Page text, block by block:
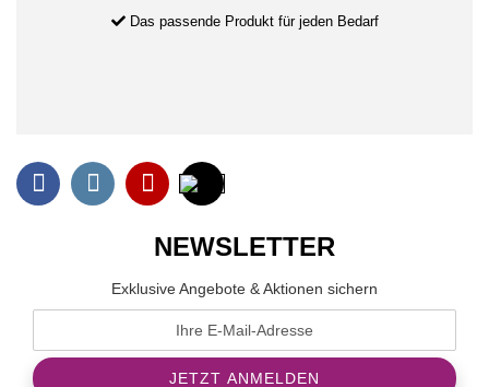
Das passende Produkt für jeden Bedarf
NEWSLETTER
Exklusive Angebote & Aktionen sichern